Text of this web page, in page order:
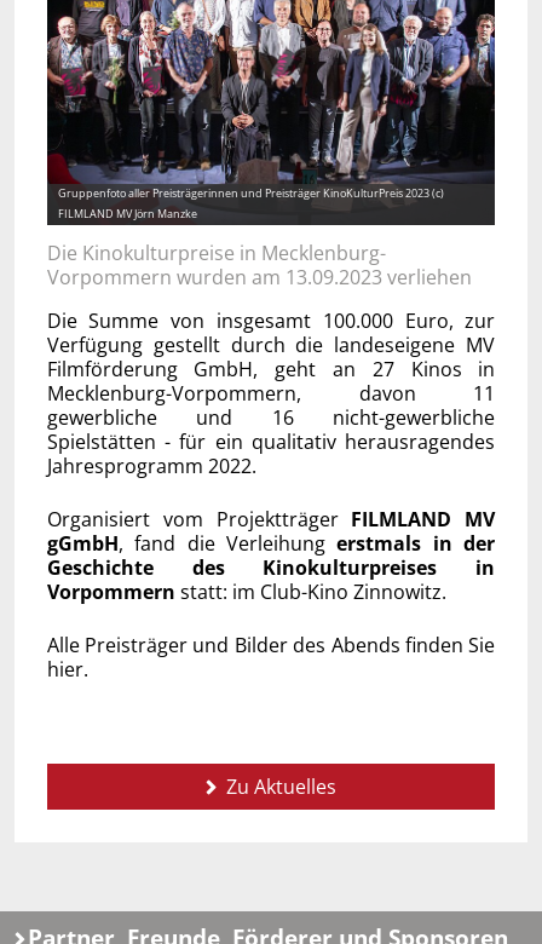
Gruppenfoto aller Preisträgerinnen und Preisträger KinoKulturPreis 2023 (c)
FILMLAND MV Jörn Manzke
Die Kinokulturpreise in Mecklenburg-
Vorpommern wurden am 13.09.2023 verliehen
Die Summe von insgesamt 100.000 Euro, zur
Verfügung gestellt durch die landeseigene MV
Filmförderung GmbH, geht an 27 Kinos in
Mecklenburg-Vorpommern, davon 11
gewerbliche und 16 nicht-gewerbliche
Spielstätten - für ein qualitativ herausragendes
Jahresprogramm 2022.
Organisiert vom Projektträger FILMLAND MV
gGmbH, fand die Verleihungerstmals in der
Geschichte des Kinokulturpreises in
Vorpommern statt: im Club-Kino Zinnowitz.
Alle Preisträger und Bilder des Abends finden Sie
hier.
Zu Aktuelles
Partner, Freunde, Förderer und Sponsoren